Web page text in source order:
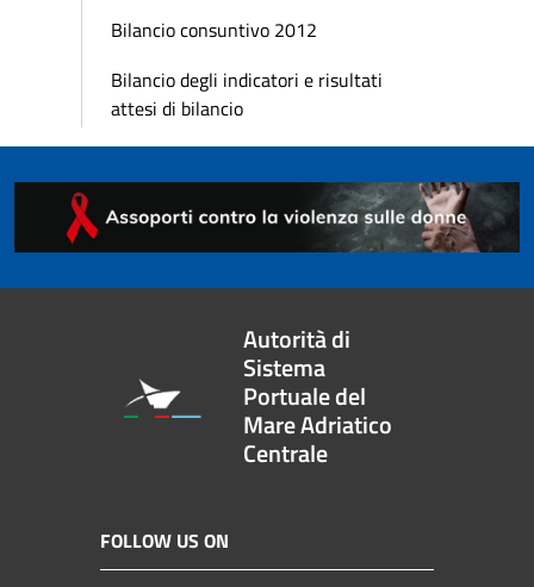
Bilancio consuntivo 2012
Bilancio degli indicatori e risultati
attesi di bilancio
Autorità di
Sistema
Portuale del
Mare Adriatico
Centrale
FOLLOW US ON